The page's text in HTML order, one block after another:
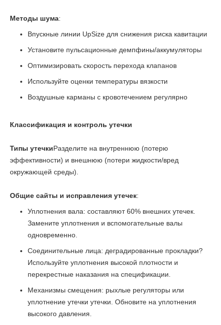
Методы шума:
Впускные линии UpSize для снижения риска кавитации
Установите пульсационные демпфины/аккумуляторы
Оптимизировать скорость перехода клапанов
Используйте оценки температуры вязкости
Воздушные карманы с кровотечением регулярно
Классификация и контроль утечки
Типы утечкиРазделите на внутреннюю (потерю
эффективности) и внешнюю (потери жидкости/вред
окружающей среды).
Общие сайты и исправления утечек:
Уплотнения вала: составляют 60% внешних утечек.
Замените уплотнения и вспомогательные валы
одновременно.
Соединительные лица: деградированные прокладки?
Используйте уплотнения высокой плотности и
перекрестные наказания на спецификации.
Механизмы смещения: рыхлые регуляторы или
уплотнение утечки утечки. Обновите на уплотнения
высокого давления.